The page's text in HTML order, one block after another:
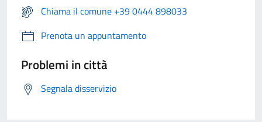
Chiama il comune +39 0444 898033
Prenota un appuntamento
Problemi in città
Segnala disservizio